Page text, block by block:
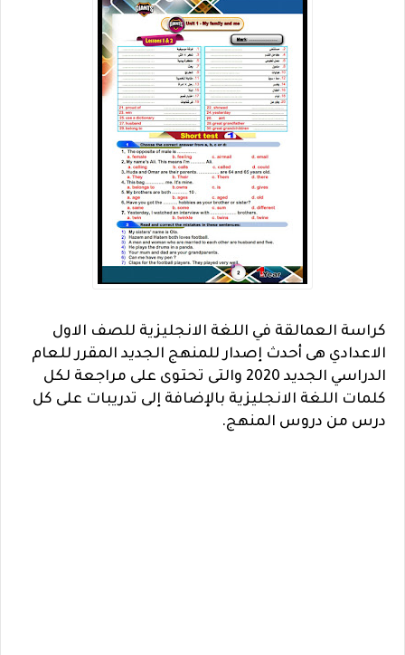
كراسة العمالقة في اللغة الانجليزية للصف الاول
الاعدادي هى أحدث إصدار للمنهج الجديد المقرر للعام
الدراسي الجديد 2020 والتى تحتوى على مراجعة لكل
كلمات اللغة الانجليزية بالإضافة إلى تدريبات على كل
درس من دروس المنهج.